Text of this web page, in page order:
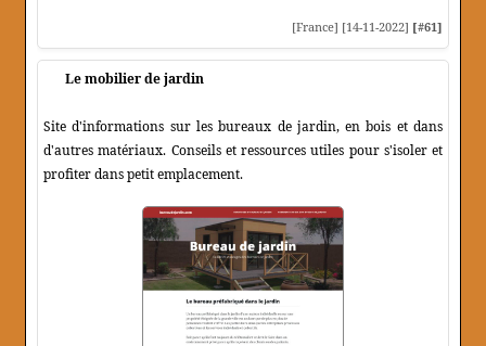
[France] [14-11-2022] [#61]
Le mobilier de jardin
Site d'informations sur les bureaux de jardin, en bois et dans
d'autres matériaux. Conseils et ressources utiles pour s'isoler et
profiter dans petit emplacement.